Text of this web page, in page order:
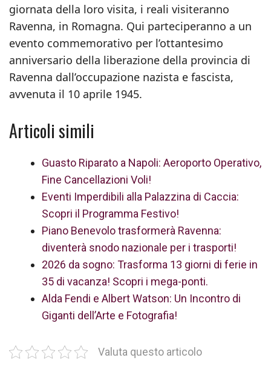
giornata della loro visita, i reali visiteranno
Ravenna, in Romagna. Qui parteciperanno a un
evento commemorativo per l’ottantesimo
anniversario della liberazione della provincia di
Ravenna dall’occupazione nazista e fascista,
avvenuta il 10 aprile 1945.
Articoli simili
Guasto Riparato a Napoli: Aeroporto Operativo,
Fine Cancellazioni Voli!
Eventi Imperdibili alla Palazzina di Caccia:
Scopri il Programma Festivo!
Piano Benevolo trasformerà Ravenna:
diventerà snodo nazionale per i trasporti!
2026 da sogno: Trasforma 13 giorni di ferie in
35 di vacanza! Scopri i mega-ponti.
Alda Fendi e Albert Watson: Un Incontro di
Giganti dell’Arte e Fotografia!
Valuta questo articolo